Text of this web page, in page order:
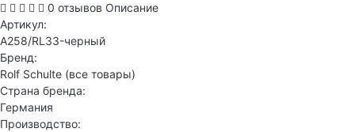
0 отзывов Описание
Артикул:
A258/RL33-черный
Бренд:
Rolf Schulte (все товары)
Страна бренда:
Германия
Производство: